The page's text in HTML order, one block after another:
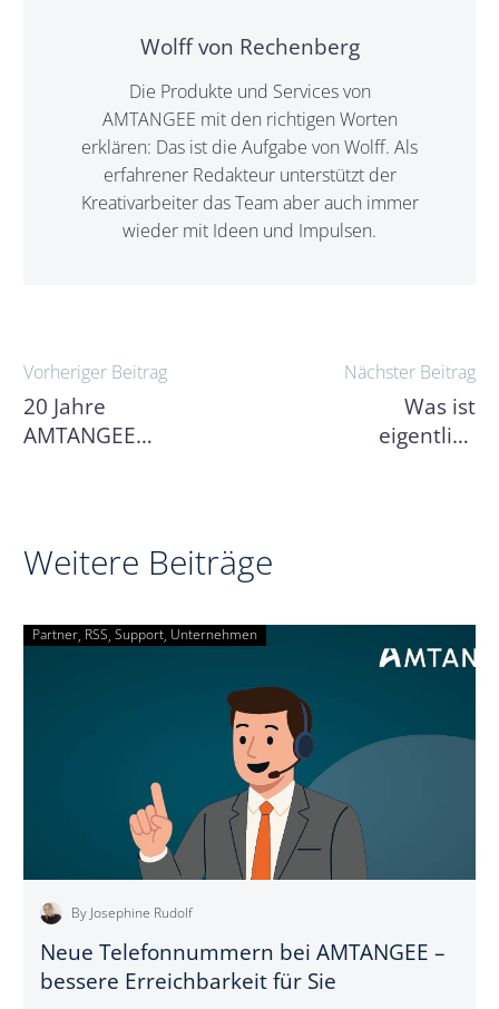
Wolff von Rechenberg
Die Produkte und Services von
AMTANGEE mit den richtigen Worten
erklären: Das ist die Aufgabe von Wolff. Als
erfahrener Redakteur unterstützt der
Kreativarbeiter das Team aber auch immer
wieder mit Ideen und Impulsen.
Beitragsnavigation
Vorheriger Beitrag
20 Jahre
AMTANGEE.
Nächster Beitrag
Was ist
eigentlich
Weitere Beiträge
Neue
Telefonnummern
bei
AMTANGEE
–
bessere
Erreichbarkeit
für
Sie
Partner RSS Support Unternehmen
By Josephine Rudolf
Neue Telefonnummern bei AMTANGEE –
bessere Erreichbarkeit für Sie